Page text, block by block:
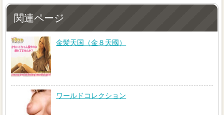
関連ページ
金髪天国（金８天國）
ワールドコレクション